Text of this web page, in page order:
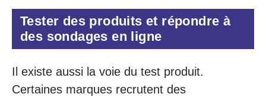
Tester des produits et répondre à
des sondages en ligne
Il existe aussi la voie du test produit.
Certaines marques recrutent des